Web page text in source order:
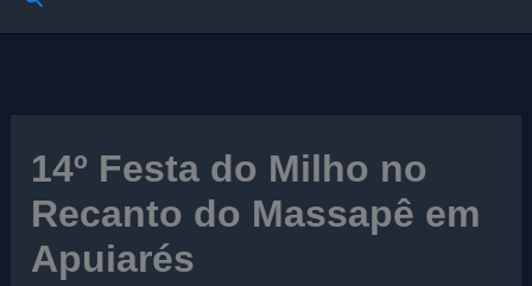
14º Festa do Milho no
Recanto do Massapê em
Apuiarés